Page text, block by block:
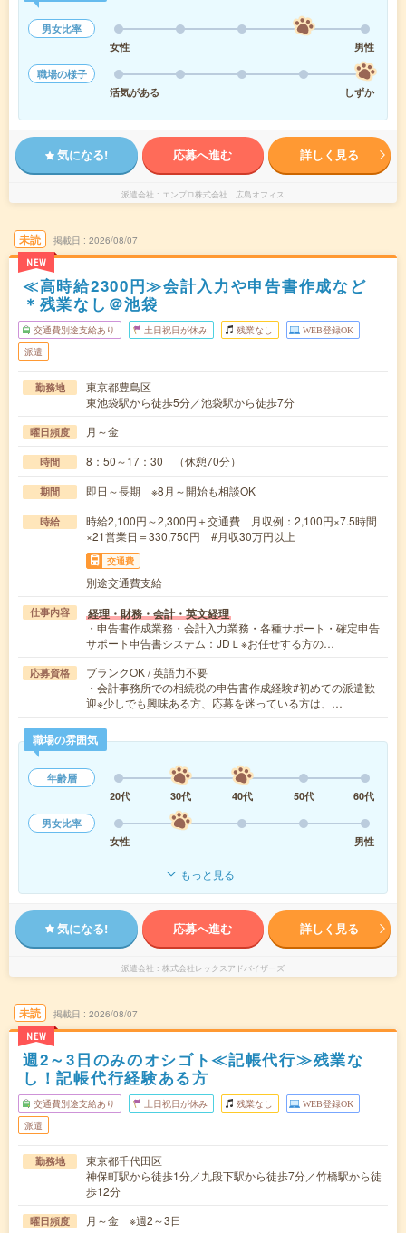
男女比率
女性
男性
職場の様子
活気がある
しずか
気になる! 応募へ進む 詳しく見る
派遣会社 エンプロ株式会社 広島オフィス
未読
NEW
掲載日 2026/08/07
≪高時給2300円≫会計入力や申告書作成など
＊残業なし＠池袋
交通費別途支給あり 土日祝日が休み 残業なし WEB登録OK
派遣
勤務地
東京都豊島区
東池袋駅から徒歩5分／池袋駅から徒歩7分
曜日頻度 月～金
時間 8：50～17：30 （休憩70分）
期間 即日～長期 ※8月～開始も相談OK
時給
時給2,100円～2,300円＋交通費 月収例：2,100円×7.5時間
×21営業日＝330,750円 #月収30万円以上
交通費
別途交通費支給
仕事内容 経理・財務・会計・英文経理
・申告書作成業務・会計入力業務・各種サポート・確定申告
サポート申告書システム：JDＬ※お任せする方の…
応募資格
ブランクOK / 英語力不要
・会計事務所での相続税の申告書作成経験#初めての派遣歓
迎※少しでも興味ある方、応募を迷っている方は、…
職場の雰囲気
年齢層
20代
30代 40代 50代
60代
男女比率
女性
男性
もっと見る
気になる! 応募へ進む 詳しく見る
派遣会社 株式会社レックスアドバイザーズ
未読
NEW
掲載日 2026/08/07
週2～3日のみのオシゴト≪記帳代行≫残業な
し！記帳代行経験ある方
交通費別途支給あり 土日祝日が休み 残業なし WEB登録OK
派遣
勤務地
東京都千代田区
神保町駅から徒歩1分／九段下駅から徒歩7分／竹橋駅から徒
歩12分
曜日頻度 月～金 ※週2～3日